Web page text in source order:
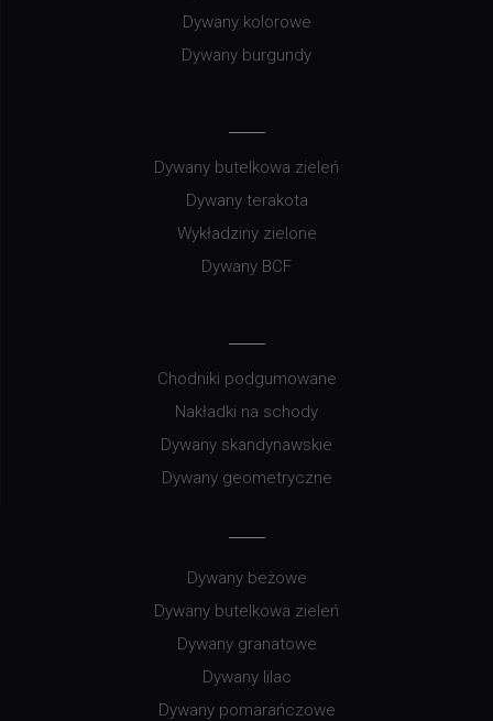
Dywany kolorowe
Dywany burgundy
Dywany butelkowa zieleń
Dywany terakota
Wykładziny zielone
Dywany BCF
Chodniki podgumowane
Nakładki na schody
Dywany skandynawskie
Dywany geometryczne
Dywany beżowe
Dywany butelkowa zieleń
Dywany granatowe
Dywany lilac
Dywany pomarańczowe